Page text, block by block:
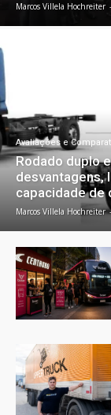
Marcos Villela Hochreiter -
Avaliações e
Rodado duplo
desvantagens,
capacidade de
Marcos Villela Hochreiter -